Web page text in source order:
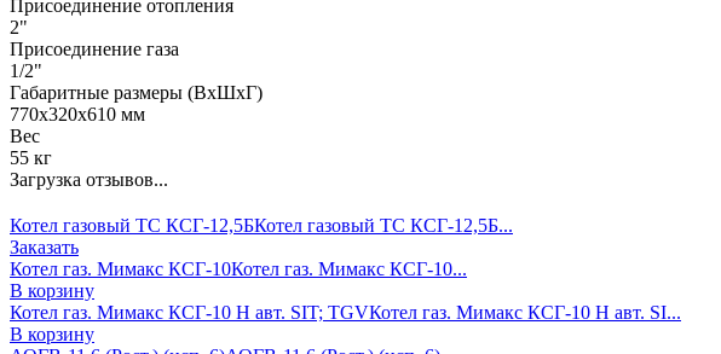
Присоединение отопления
2"
Присоединение газа
1/2"
Габаритные размеры (ВхШхГ)
770x320x610 мм
Вес
55 кг
Загрузка отзывов...
Котел газовый ТС КСГ-12,5БКотел газовый ТС КСГ-12,5Б...
Заказать
Котел газ. Мимакс КСГ-10Котел газ. Мимакс КСГ-10...
В корзину
Котел газ. Мимакс КСГ-10 Н авт. SIT; TGVКотел газ. Мимакс КСГ-10 Н авт. SI...
В корзину